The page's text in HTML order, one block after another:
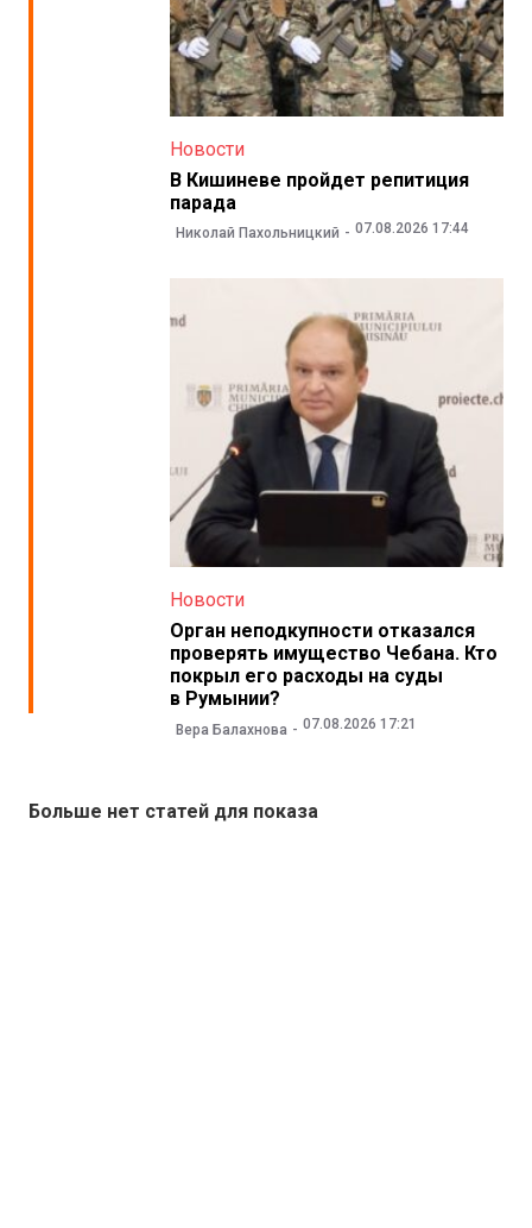
Новости
В Кишиневе пройдет репитиция
парада
Николай Пахольницкий 07.08.2026 17:44
Новости
Орган неподкупности отказался
проверять имущество Чебана. Кто
покрыл его расходы на суды
в Румынии?
Вера Балахнова 07.08.2026 17:21
Больше нет статей для показа